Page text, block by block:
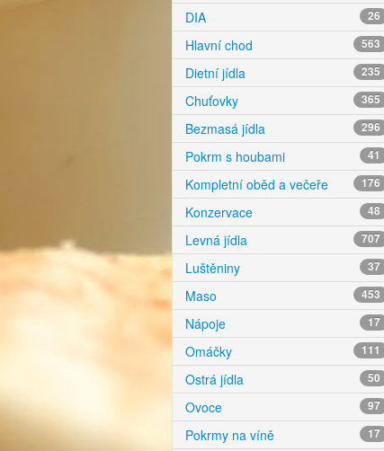
DIA 26
Hlavní chod 563
Dietní jídla 235
Chuťovky 365
Bezmasá jídla 296
Pokrm s houbami 41
Kompletní oběd a večeře 176
Konzervace 48
Levná jídla 707
Luštěniny 37
Maso 453
Nápoje 17
Omáčky 111
Ostrá jídla 50
Ovoce 97
Pokrmy na víně 17